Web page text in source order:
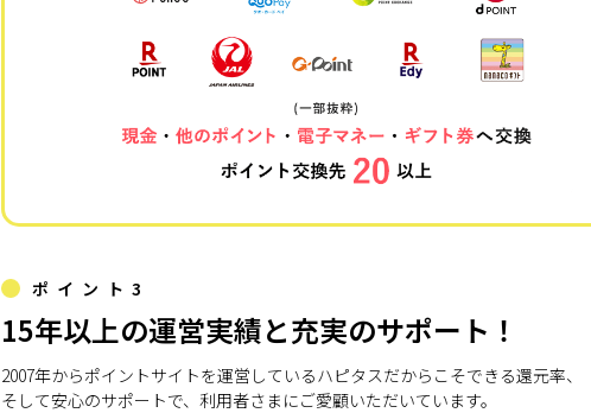
ポイント3
15年以上の運営実績と充実のサポート！
2007年からポイントサイトを運営しているハピタスだからこそできる還元率、
そして安心のサポートで、利用者さまにご愛顧いただいています。